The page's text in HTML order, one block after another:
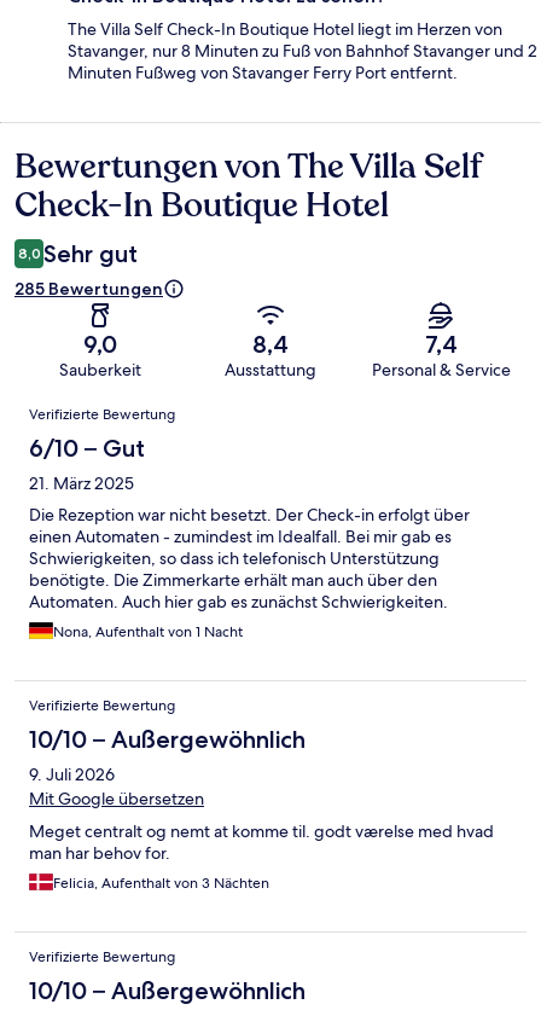
The Villa Self Check-In Boutique Hotel liegt im Herzen von
Stavanger, nur 8 Minuten zu Fuß von Bahnhof Stavanger und 2
Minuten Fußweg von Stavanger Ferry Port entfernt.
Bewertungen
Bewertungen von The Villa Self
Check-In Boutique Hotel
8,0 Sehr gut
285 Bewertungen
9,0
Sauberkeit
8,4
Ausstattung
7,4
Personal & Service
Bewertungen
Verifizierte Bewertung
6/10 – Gut
21. März 2025
Die Rezeption war nicht besetzt. Der Check-in erfolgt über
einen Automaten - zumindest im Idealfall. Bei mir gab es
Schwierigkeiten, so dass ich telefonisch Unterstützung
benötigte. Die Zimmerkarte erhält man auch über den
Automaten. Auch hier gab es zunächst Schwierigkeiten.
Darüber hinaus ging ich am Morgen Frühstücken und bin
anschließend nicht mehr in die Unterkunft gekommen, weil die
Nona, Aufenthalt von 1 Nacht
Verifizierte Bewertung
10/10 – Außergewöhnlich
9. Juli 2026
Mit Google übersetzen
Meget centralt og nemt at komme til. godt værelse med hvad
man har behov for.
Felicia, Aufenthalt von 3 Nächten
Verifizierte Bewertung
10/10 – Außergewöhnlich